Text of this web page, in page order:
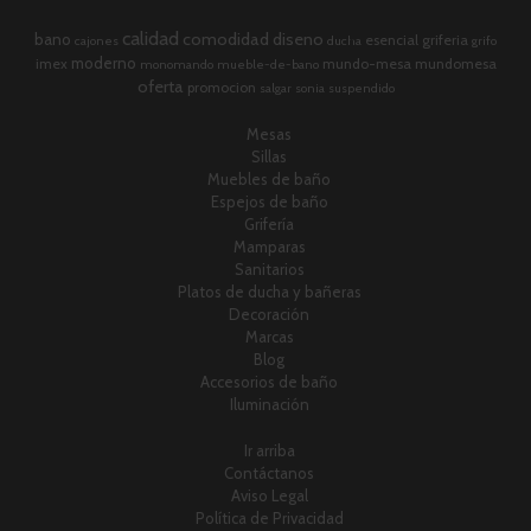
bano cajones calidad comodidad diseno ducha esencial griferia grifo
imex moderno monomando mueble-de-bano mundo-mesa mundomesa
oferta promocion salgar sonia suspendido
Mesas
Sillas
Muebles de baño
Espejos de baño
Grifería
Mamparas
Sanitarios
Platos de ducha y bañeras
Decoración
Marcas
Blog
Accesorios de baño
Iluminación
Ir arriba
Contáctanos
Aviso Legal
Política de Privacidad